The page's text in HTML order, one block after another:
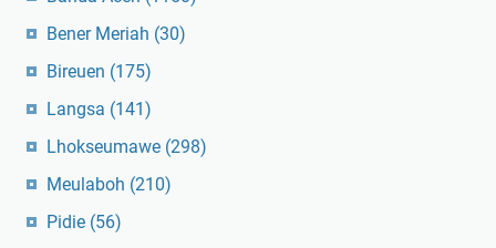
Bener Meriah (30)
Bireuen (175)
Langsa (141)
Lhokseumawe (298)
Meulaboh (210)
Pidie (56)